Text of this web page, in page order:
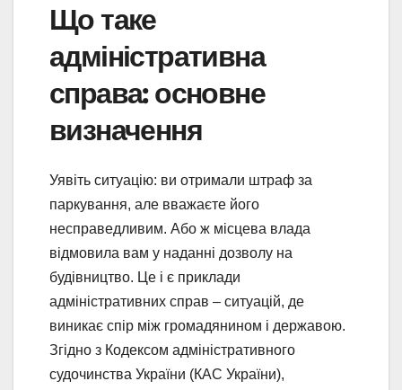
Що таке
адміністративна
справа: основне
визначення
Уявіть ситуацію: ви отримали штраф за
паркування, але вважаєте його
несправедливим. Або ж місцева влада
відмовила вам у наданні дозволу на
будівництво. Це і є приклади
адміністративних справ – ситуацій, де
виникає спір між громадянином і державою.
Згідно з Кодексом адміністративного
судочинства України (КАС України),